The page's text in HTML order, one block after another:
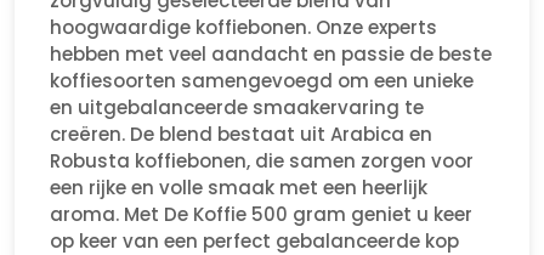
hoogwaardige koffiebonen. Onze experts
hebben met veel aandacht en passie de beste
koffiesoorten samengevoegd om een unieke
en uitgebalanceerde smaakervaring te
creëren. De blend bestaat uit Arabica en
Robusta koffiebonen, die samen zorgen voor
een rijke en volle smaak met een heerlijk
aroma. Met De Koffie 500 gram geniet u keer
op keer van een perfect gebalanceerde kop